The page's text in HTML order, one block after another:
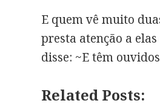
E quem vê muito
presta atenção a
disse: ~E têm
Related Posts: